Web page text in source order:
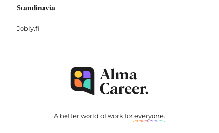
Scandinavia
Jobly.fi
A better world of work foreveryone.